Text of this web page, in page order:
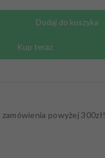
Dodaj do koszyka
Kup teraz
powyżej 300zł!